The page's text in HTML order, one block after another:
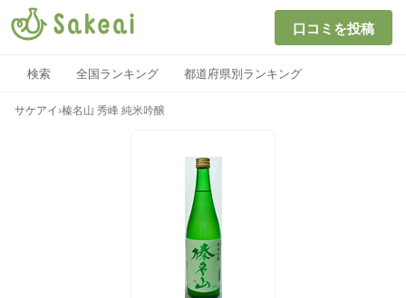
口コミを投稿
検索 全国ランキング 都道府県別ランキング
サケアイ ›榛名山 秀峰 純米吟醸